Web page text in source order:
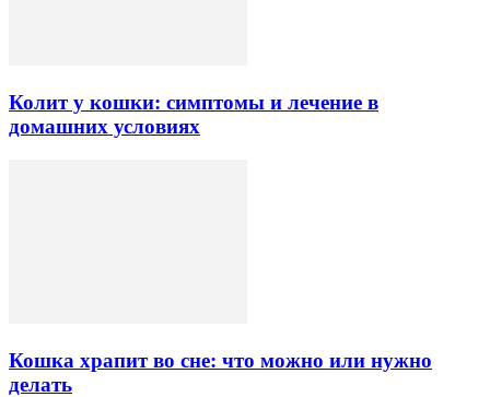
Колит у кошки: симптомы и лечение в
домашних условиях
Кошка храпит во сне: что можно или нужно
делать